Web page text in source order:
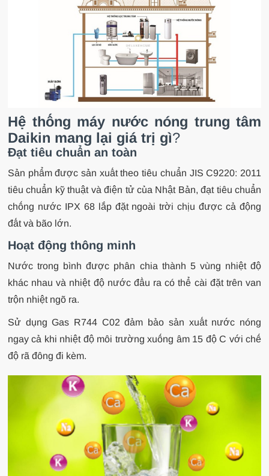
Hệ thống máy nước nóng trung tâm
Daikin mang lại giá trị gì?
Đạt tiêu chuẩn an toàn
Sản phẩm được sản xuất theo tiêu chuẩn JIS C9220: 2011
tiêu chuẩn kỹ thuật và điện tử của Nhật Bản, đạt tiêu chuẩn
chống nước IPX 68 lắp đặt ngoài trời chịu được cả động
đất và bão lớn.
Hoạt động thông minh
Nước trong bình được phân chia thành 5 vùng nhiệt độ
khác nhau và nhiệt độ nước đầu ra có thể cài đặt trên van
trộn nhiệt ngõ ra.
Sử dụng Gas R744 C02 đảm bảo sản xuất nước nóng
ngay cả khi nhiệt độ môi trường xuống âm 15 độ C với chế
độ rã đông đi kèm.